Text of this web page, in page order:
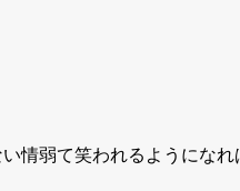
情弱て笑われるようにな